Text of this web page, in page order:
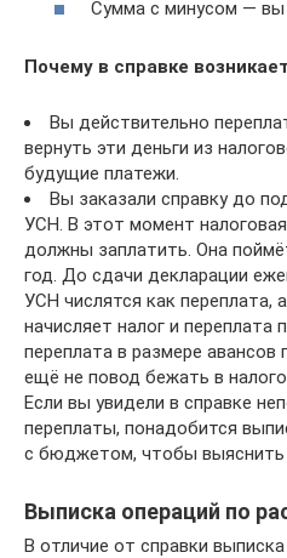
Сумма с минусом — вы
Почему в справке
Вы действительно
вернуть эти деньги из
будущие платежи.
Вы заказали справку до
УСН. В этот момент
должны заплатить. Она
год. До сдачи декларации
УСН числятся как переплата,
начисляет налог и переплата
переплата в размере
ещё не повод бежать в
Если вы увидели в справке
переплаты, понадобится
с бюджетом, чтобы выяснить
Выписка операций по
В отличие от справки